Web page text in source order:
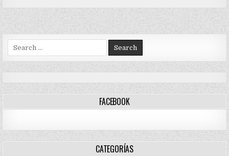
Search
for:
FACEBOOK
CATEGORÍAS